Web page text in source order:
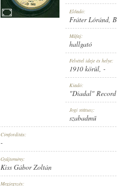
LEMEZSZÁM:
Előadó:
Fráter Lóránd,
Műfaj:
hallgató
Felvétel ideje és helye:
1910 körül, -
Kiadó:
"Diadal" Record
Jogi státusz:
szabadmű
Címfordítás:
-
Gyűjtemény:
Kiss Gábor Zoltán
Megjegyzés: